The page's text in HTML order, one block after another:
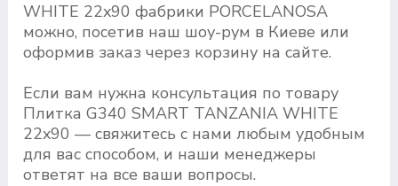
WHITE 22x90 фабрики PORCELANOSA
можно, посетив наш шоу-рум в Киеве или
оформив заказ через корзину на сайте.
Если вам нужна консультация по товару
Плитка G340 SMART TANZANIA WHITE
22x90 — свяжитесь с нами любым удобным
для вас способом, и наши менеджеры
ответят на все ваши вопросы.